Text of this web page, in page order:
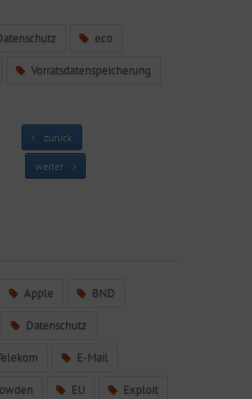
eco
Vorratsdatenspeicherung
zurück
weiter
Apple BND
Datenschutz
E-Mail
EU Exploit